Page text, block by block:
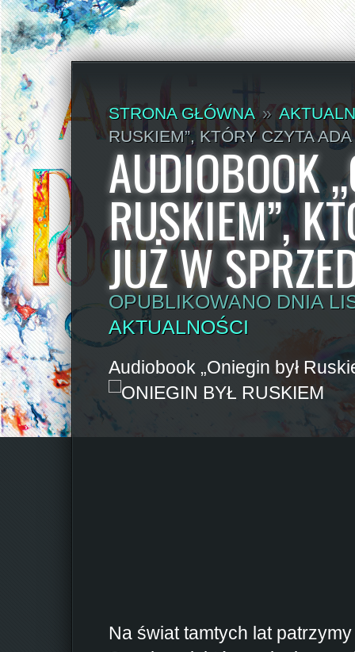
STRONA GŁÓWNA »
RUSKIEM”, KTÓRY CZYTA
AUDIOBOOK
RUSKIEM”,
JUŻ W
OPUBLIKOWANO DNIA
AKTUALNOŚCI
Audiobook „Oniegin był
Na świat tamtych lat